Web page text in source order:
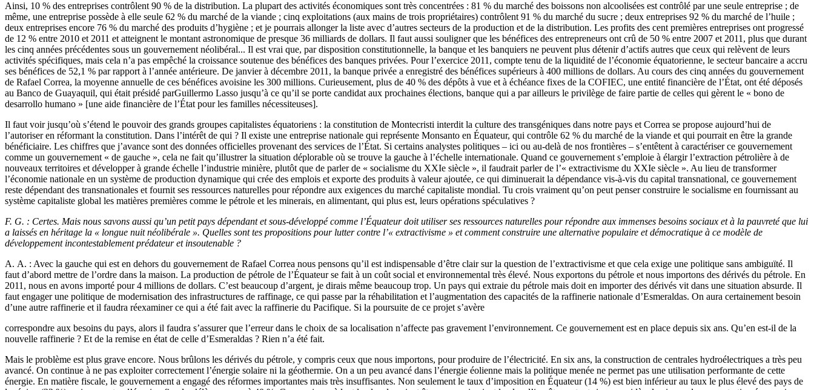
Ainsi, 10 % des entreprises contrôlent 90 % de la distribution. La plupart des activités économiques sont très concentrées : 81 % du marché des boissons non alcoolisées est contrôlé par une seule entreprise ; de
même, une entreprise possède à elle seule 62 % du marché de la viande ; cinq exploitations (aux mains de trois propriétaires) contrôlent 91 % du marché du sucre ; deux entreprises 92 % du marché de l’huile ;
deux entreprises encore 76 % du marché des produits d’hygiène ; et je pourrais allonger la liste avec d’autres secteurs de la production et de la distribution. Les profits des cent premières entreprises ont progressé
de 12 % entre 2010 et 2011 et atteignent le montant astronomique de presque 36 milliards de dollars. Il faut aussi souligner que les bénéfices des entrepreneurs ont crû de 50 % entre 2007 et 2011, plus que durant
les cinq années précédentes sous un gouvernement néolibéral... Il est vrai que, par disposition constitutionnelle, la banque et les banquiers ne peuvent plus détenir d’actifs autres que ceux qui relèvent de leurs
activités spécifiques, mais cela n’a pas empêché la croissance soutenue des bénéfices des banques privées. Pour l’exercice 2011, compte tenu de la liquidité de l’économie équatorienne, le secteur bancaire a accru
ses bénéfices de 52,1 % par rapport à l’année antérieure. De janvier à décembre 2011, la banque privée a enregistré des bénéfices supérieurs à 400 millions de dollars. Au cours des cinq années du gouvernement
de Rafael Correa, la moyenne annuelle de ces bénéfices avoisine les 300 millions. Curieusement, plus de 40 % des dépôts à vue et à échéance fixes de la COFIEC, une entité financière de l’État, ont été déposés
au Banco de Guayaquil, qui était présidé parGuillermo Lasso jusqu’à ce qu’il se porte candidat aux prochaines élections, banque qui a par ailleurs le privilège de faire partie de celles qui gèrent le « bono de
desarrollo humano » [une aide financière de l’État pour les familles nécessiteuses].
Il faut voir jusqu’où s’étend le pouvoir des grands groupes capitalistes équatoriens : la constitution de Montecristi interdit la culture des transgéniques dans notre pays et Correa se propose aujourd’hui de
l’autoriser en réformant la constitution. Dans l’intérêt de qui ? Il existe une entreprise nationale qui représente Monsanto en Équateur, qui contrôle 62 % du marché de la viande et qui pourrait en être la grande
bénéficiaire. Les chiffres que j’avance sont des données officielles provenant des services de l’État. Si certains analystes politiques – ici ou au-delà de nos frontières – s’entêtent à caractériser ce gouvernement
comme un gouvernement « de gauche », cela ne fait qu’illustrer la situation déplorable où se trouve la gauche à l’échelle internationale. Quand ce gouvernement s’emploie à élargir l’extraction pétrolière à de
nouveaux territoires et développer à grande échelle l’industrie minière, plutôt que de parler de « socialisme du XXIe siècle », il faudrait parler de l’« extractivisme du XXIe siècle ». Au lieu de transformer
l’économie nationale en un système de production dynamique qui crée des emplois et exporte des produits à valeur ajoutée, ce qui diminuerait la dépendance vis-à-vis du capital transnational, ce gouvernement
reste dépendant des transnationales et fournit ses ressources naturelles pour répondre aux exigences du marché capitaliste mondial. Tu crois vraiment qu’on peut penser construire le socialisme en fournissant au
système capitaliste global les matières premières comme le pétrole et les minerais, en alimentant, qui plus est, leurs opérations spéculatives ?
F. G. : Certes. Mais nous savons aussi qu’un petit pays dépendant et sous-développé comme l’Équateur doit utiliser ses ressources naturelles pour répondre aux immenses besoins sociaux et à la pauvreté que lui
a laissés en héritage la « longue nuit néolibérale ». Quelles sont tes propositions pour lutter contre l’« extractivisme » et comment construire une alternative populaire et démocratique à ce modèle de
développement incontestablement prédateur et insoutenable ?
A. A. : Avec la gauche qui est en dehors du gouvernement de Rafael Correa nous pensons qu’il est indispensable d’être clair sur la question de l’extractivisme et que cela exige une politique sans ambiguïté. Il
faut d’abord mettre de l’ordre dans la maison. La production de pétrole de l’Équateur se fait à un coût social et environnemental très élevé. Nous exportons du pétrole et nous importons des dérivés du pétrole. En
2011, nous en avons importé pour 4 millions de dollars. C’est beaucoup d’argent, je dirais même beaucoup trop. Un pays qui extraie du pétrole mais doit en importer des dérivés vit dans une situation absurde. Il
faut engager une politique de modernisation des infrastructures de raffinage, ce qui passe par la réhabilitation et l’augmentation des capacités de la raffinerie nationale d’Esmeraldas. On aura certainement besoin
d’une autre raffinerie et il faudra réexaminer ce qui a été fait avec la raffinerie du Pacifique. Si la poursuite de ce projet s’avère
correspondre aux besoins du pays, alors il faudra s’assurer que l’erreur dans le choix de sa localisation n’affecte pas gravement l’environnement. Ce gouvernement est en place depuis six ans. Qu’en est-il de la
nouvelle raffinerie ? Et de la remise en état de celle d’Esmeraldas ? Rien n’a été fait.
Mais le problème est plus grave encore. Nous brûlons les dérivés du pétrole, y compris ceux que nous importons, pour produire de l’électricité. En six ans, la construction de centrales hydroélectriques a très peu
avancé. On continue à ne pas exploiter correctement l’énergie solaire ni la géothermie. On a un peu avancé dans l’énergie éolienne mais la politique menée ne permet pas une utilisation performante de cette
énergie. En matière fiscale, le gouvernement a engagé des réformes importantes mais très insuffisantes. Non seulement le taux d’imposition en Équateur (14 %) est bien inférieur au taux le plus élevé des pays de